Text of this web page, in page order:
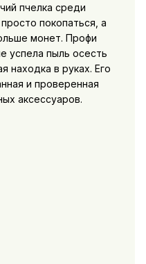
пчелка среди
покопаться, а
монет. Профи
успела пыль осесть
находка в руках. Его
и проверенная
аксессуаров.